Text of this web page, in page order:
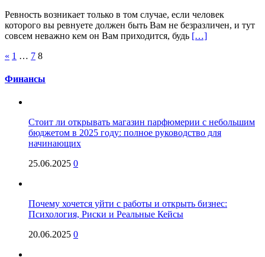
Ревность возникает только в том случае, если человек
которого вы ревнуете должен быть Вам не безразличен, и тут
совсем неважно кем он Вам приходится, будь […]
Пагинация
записей
« 1 … 7 8
Финансы
Стоит ли открывать магазин парфюмерии с небольшим
бюджетом в 2025 году: полное руководство для
начинающих
25.06.2025 0
Почему хочется уйти с работы и открыть бизнес:
Психология, Риски и Реальные Кейсы
20.06.2025 0